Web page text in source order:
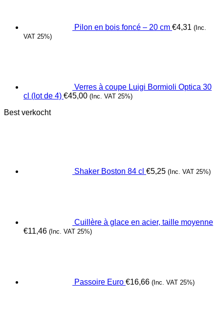
Pilon en bois foncé – 20 cm €4,31 (Inc.
VAT 25%)
Verres à coupe Luigi Bormioli Optica 30
cl (lot de 4) €45,00 (Inc. VAT 25%)
Best verkocht
Shaker Boston 84 cl €5,25 (Inc. VAT 25%)
Cuillère à glace en acier, taille moyenne
€11,46 (Inc. VAT 25%)
Passoire Euro €16,66 (Inc. VAT 25%)